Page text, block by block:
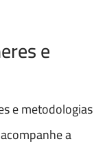
e
e metodologias
a